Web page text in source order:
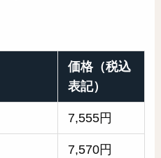
価格（税込
表記）
7,555円
7,570円